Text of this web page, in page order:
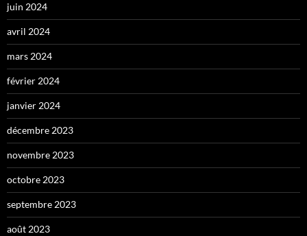
juin 2024
avril 2024
mars 2024
février 2024
janvier 2024
décembre 2023
novembre 2023
octobre 2023
septembre 2023
août 2023